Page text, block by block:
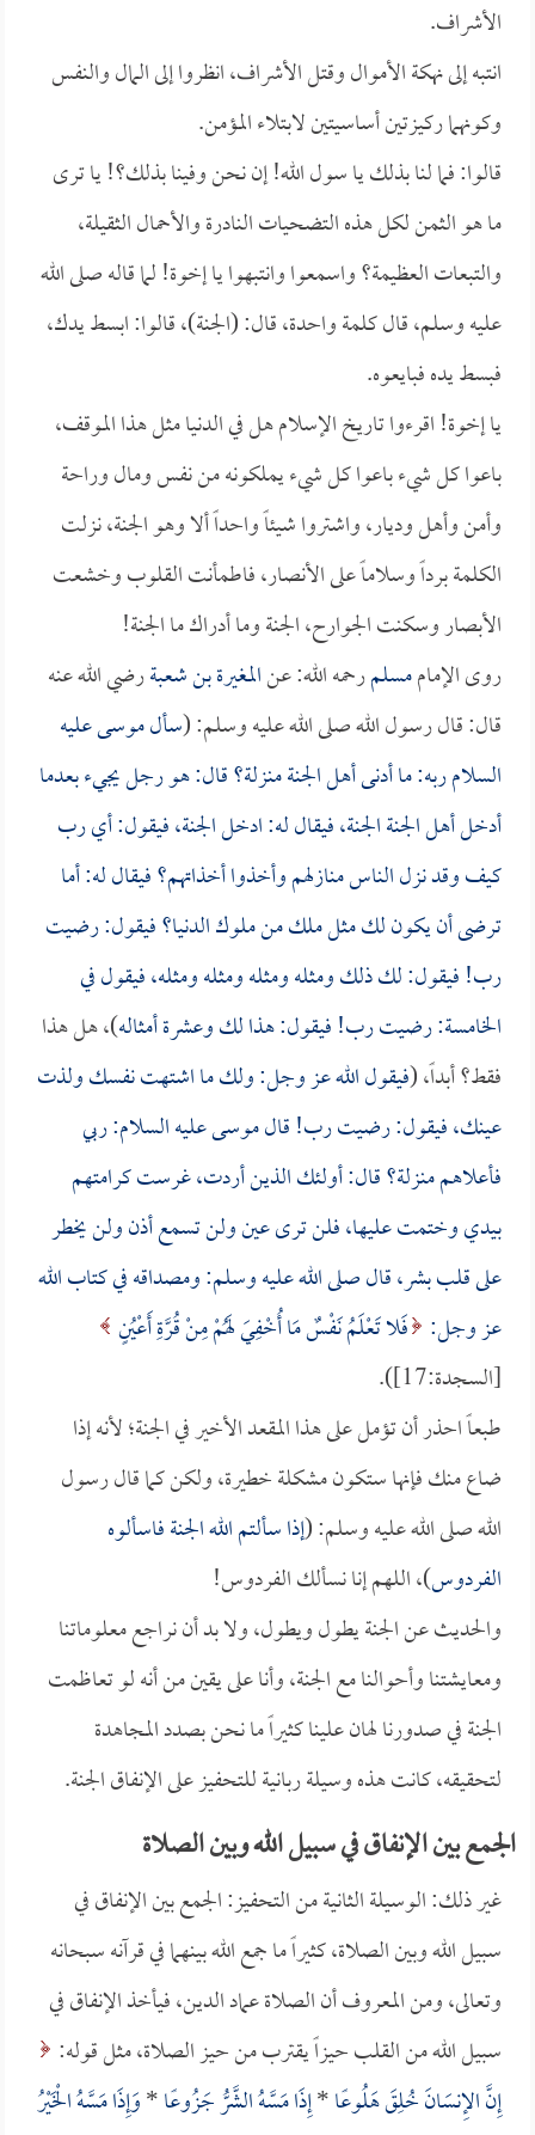
الأشراف.
انتبه إلى نهكة الأموال وقتل الأشراف، انظروا إلى المال والنفس
وكونهما ركيزتين أساسيتين لابتلاء المؤمن.
قالوا: فما لنا بذلك يا سول الله! إن نحن وفينا بذلك؟! يا ترى
ما هو الثمن لكل هذه التضحيات النادرة والأحمال الثقيلة،
والتبعات العظيمة؟ واسمعوا وانتبهوا يا إخوة! لما قاله صلى الله
عليه وسلم، قال كلمة واحدة، قال: (الجنة)، قالوا: ابسط يدك،
فبسط يده فبايعوه.
يا إخوة! اقرءوا تاريخ الإسلام هل في الدنيا مثل هذا الموقف،
باعوا كل شيء باعوا كل شيء يملكونه من نفس ومال وراحة
وأمن وأهل وديار، واشتروا شيئاً واحداً ألا وهو الجنة، نزلت
الكلمة برداً وسلاماً على الأنصار، فاطمأنت القلوب وخشعت
الأبصار وسكنت الجوارح، الجنة وما أدراك ما الجنة!
روى الإماممسلمرحمه الله: عنالمغيرة بن شعبةرضي الله عنه
قال: قال رسول الله صلى الله عليه وسلم: (سأل موسى عليه
السلام ربه: ما أدنى أهل الجنة منزلة؟ قال: هو رجل يجيء بعدما
أدخل أهل الجنة الجنة، فيقال له: ادخل الجنة، فيقول: أي رب
كيف وقد نزل الناس منازلهم وأخذوا أخذاتهم؟ فيقال له: أما
ترضى أن يكون لك مثل ملك من ملوك الدنيا؟ فيقول: رضيت
رب! فيقول: لك ذلك ومثله ومثله ومثله ومثله، فيقول في
الخامسة: رضيت رب! فيقول: هذا لك وعشرة أمثاله)، هل هذا
فقط؟ أبداً، (فيقول الله عز وجل: ولك ما اشتهت نفسك ولذت
عينك، فيقول: رضيت رب! قال موسى عليه السلام: ربي
فأعلاهم منزلة؟ قال: أولئك الذين أردت، غرست كرامتهم
بيدي وختمت عليها، فلن ترى عين ولن تسمع أذن ولن يخطر
على قلب بشر، قال صلى الله عليه وسلم: ومصداقه في كتاب الله
عز وجل: فَلا تَعْلَمُ نَفْسٌ مَا أُخْفِيَ لَهُمْ مِنْ قُرَّةِ أَعْيُنٍ
[السجدة:17]).
طبعاً احذر أن تؤمل على هذا المقعد الأخير في الجنة؛ لأنه إذا
ضاع منك فإنها ستكون مشكلة خطيرة، ولكن كما قال رسول
الله صلى الله عليه وسلم: (إذا سألتم الله الجنة فاسألوه
الفردوس)، اللهم إنا نسألك الفردوس!
والحديث عن الجنة يطول ويطول، ولا بد أن نراجع معلوماتنا
ومعايشتنا وأحوالنا مع الجنة، وأنا على يقين من أنه لو تعاظمت
الجنة في صدورنا لهان علينا كثيراً ما نحن بصدد المجاهدة
لتحقيقه، كانت هذه وسيلة ربانية للتحفيز على الإنفاق الجنة.
الجمع بين الإنفاق في سبيل الله وبين الصلاة
غير ذلك: الوسيلة الثانية من التحفيز: الجمع بين الإنفاق في
سبيل الله وبين الصلاة، كثيراً ما جمع الله بينهما في قرآنه سبحانه
وتعالى، ومن المعروف أن الصلاة عماد الدين، فيأخذ الإنفاق في
سبيل الله من القلب حيزاً يقترب من حيز الصلاة، مثل قوله:
إِنَّ الإِنسَانَ خُلِقَ هَلُوعًا*إِذَا مَسَّهُ الشَّرُّ جَزُوعًا*وَإِذَا مَسَّهُ الْخَيْرُ